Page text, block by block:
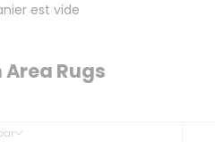
est vide
Rugs